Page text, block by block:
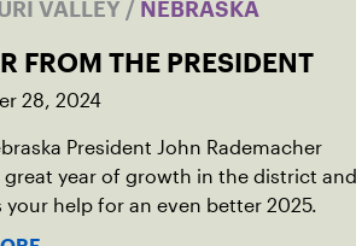
VALLEY / NEBRASKA
FROM THE PRESIDENT
28, 2024
President John Rademacher
great year of growth in the district and
your help for an even better 2025.